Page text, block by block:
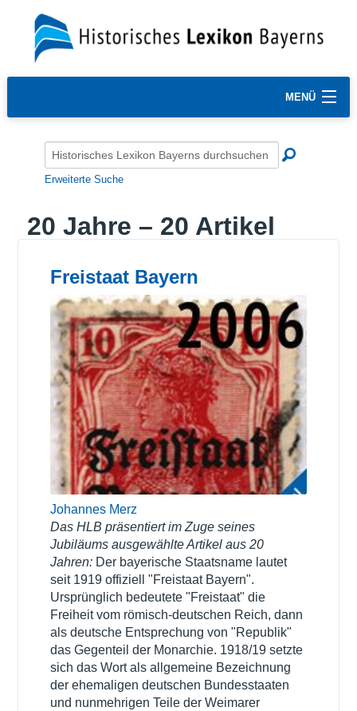
MENÜ
Erweiterte Suche
20 Jahre – 20 Artikel
Freistaat Bayern
Johannes Merz
Das HLB präsentiert im Zuge seines
Jubiläums ausgewählte Artikel aus 20
Jahren:Der bayerische Staatsname lautet
seit 1919 offiziell "Freistaat Bayern".
Ursprünglich bedeutete "Freistaat" die
Freiheit vom römisch-deutschen Reich, dann
als deutsche Entsprechung von "Republik"
das Gegenteil der Monarchie. 1918/19 setzte
sich das Wort als allgemeine Bezeichnung
der ehemaligen deutschen Bundesstaaten
und nunmehrigen Teile der Weimarer